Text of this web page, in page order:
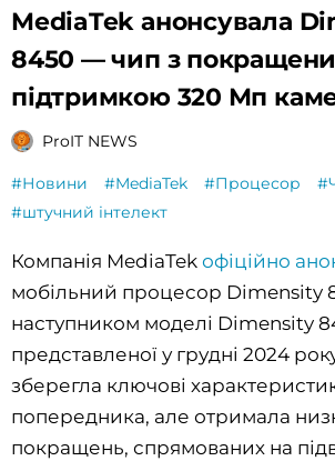
MediaTek анонсувала
8450 — чип з
підтримкою 320 Мп
ProIT NEWS
#Новини #MediaTek #Процесор
#штучний інтелект
Компанія MediaTek офіційно
мобільний процесор Dimensity
наступником моделі Dimensity
представленої у грудні 2024
зберегла ключові
попередника, але отримала
покращень, спрямованих на